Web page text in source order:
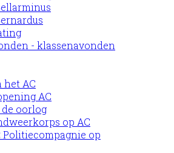
- klassenavonden
het AC
AC
oorlog
op AC
Politiecompagnie op